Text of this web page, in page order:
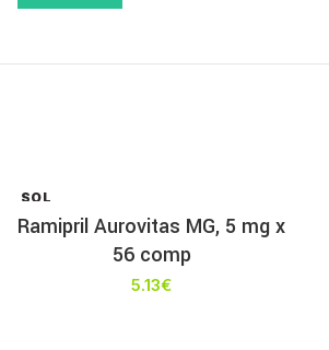
SOL
T
Ramipril Aurovitas MG, 5 mg x
56 comp
5.13€